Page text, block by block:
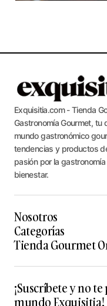
Exquisitia.com - Tienda
Gastronomía Gourmet, tu
mundo gastronómico
tendencias y productos
pasión por la
bienestar.
Nosotros
Categorías
Tienda Gourmet
¡Suscríbete y no
mundo Exquisitia!